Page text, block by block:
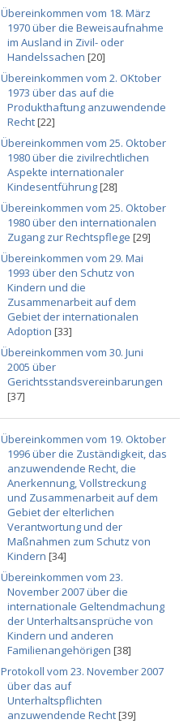
Übereinkommen vom 18. März
1970 über die Beweisaufnahme
im Ausland in Zivil- oder
Handelssachen [20]
Übereinkommen vom 2. OKtober
1973 über das auf die
Produkthaftung anzuwendende
Recht[22]
Übereinkommen vom 25. Oktober
1980 über die zivilrechtlichen
Aspekte internationaler
Kindesentführung[28]
Übereinkommen vom 25. Oktober
1980 über den internationalen
Zugang zur Rechtspflege [29]
Übereinkommen vom 29. Mai
1993 über den Schutz von
Kindern und die
Zusammenarbeit auf dem
Gebiet der internationalen
Adoption [33]
Übereinkommen vom 30. Juni
2005 über
Gerichtsstandsvereinbarungen
[37]
Übereinkommen vom 19. Oktober
1996 über die Zuständigkeit, das
anzuwendende Recht, die
Anerkennung, Vollstreckung
und Zusammenarbeit auf dem
Gebiet der elterlichen
Verantwortung und der
Maßnahmen zum Schutz von
Kindern [34]
Übereinkommen vom 23.
November 2007 über die
internationale Geltendmachung
der Unterhaltsansprüche von
Kindern und anderen
Familienangehörigen [38]
Protokoll vom 23. November 2007
über das auf
Unterhaltspflichten
anzuwendende Recht[39]